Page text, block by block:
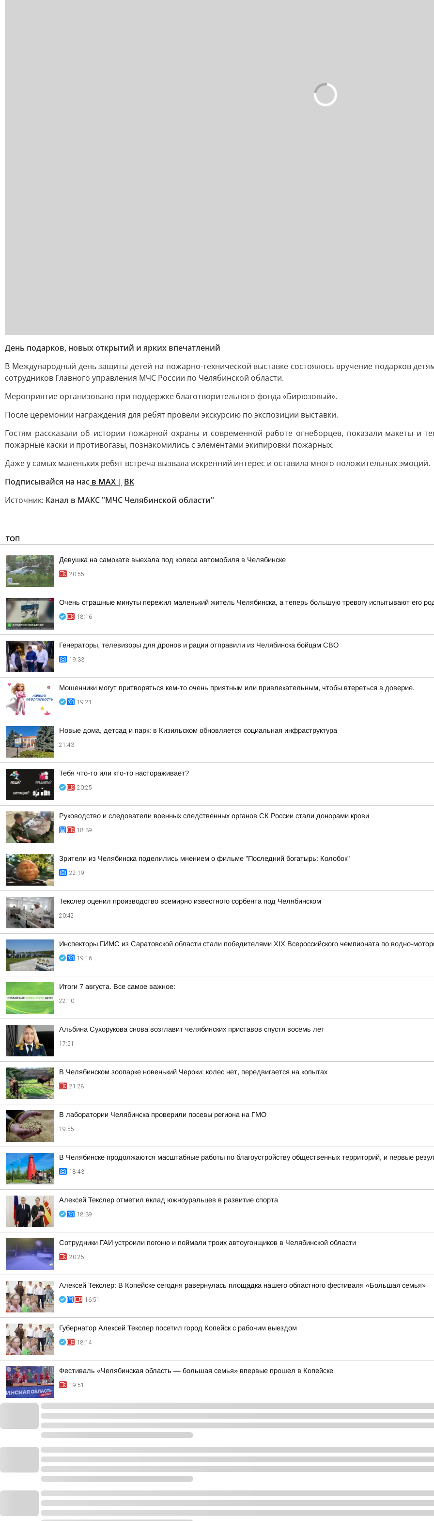
День подарков, новых открытий и ярких впечатлений
В Международный день защиты детей на пожарно-технической выставке состоялось вручение подарков
сотрудников Главного управления МЧС России по Челябинской области.
Мероприятие организовано при поддержке благотворительного фонда «Бирюзовый».
После церемонии награждения для ребят провели экскурсию по экспозиции выставки.
Гостям рассказали об истории пожарной охраны и современной работе огнеборцев, показали макеты и
пожарные каски и противогазы, познакомились с элементами экипировки пожарных.
Даже у самых маленьких ребят встреча вызвала искренний интерес и оставила много положительных эмоций.
Подписывайся на нас в MAX | ВК
Источник: Канал в МАКС "МЧС Челябинской области"
ТОП
Девушка на самокате выехала под колеса автомобиля в Челябинске
20:55
Очень страшные минуты пережил маленький житель Челябинска, а теперь большую тревогу испытывают его
18:16
Генераторы, телевизоры для дронов и рации отправили из Челябинска бойцам СВО
19:33
Мошенники могут притворяться кем-то очень приятным или привлекательным, чтобы втереться в доверие.
19:21
Новые дома, детсад и парк: в Кизильском обновляется социальная инфраструктура
21:43
Тебя что-то или кто-то настораживает?
20:25
Руководство и следователи военных следственных органов СК России стали донорами крови
18:39
Зрители из Челябинска поделились мнением о фильме "Последний богатырь: Колобок"
22:19
Текслер оценил производство всемирно известного сорбента под Челябинском
20:42
Инспекторы ГИМС из Саратовской области стали победителями XIX Всероссийского чемпионата по водно-
19:16
Итоги 7 августа. Все самое важное:
22:10
Альбина Сухорукова снова возглавит челябинских приставов спустя восемь лет
17:51
В Челябинском зоопарке новенький Чероки: колес нет, передвигается на копытах
21:28
В лаборатории Челябинска проверили посевы региона на ГМО
19:55
В Челябинске продолжаются масштабные работы по благоустройству общественных территорий, и первые
18:43
Алексей Текслер отметил вклад южноуральцев в развитие спорта
18:39
Сотрудники ГАИ устроили погоню и поймали троих автоугонщиков в Челябинской области
20:25
Алексей Текслер: В Копейске сегодня равернулась площадка нашего областного фестиваля «Большая семья»
16:51
Губернатор Алексей Текслер посетил город Копейск с рабочим выездом
18:14
Фестиваль «Челябинская область — большая семья» впервые прошел в Копейске
19:51